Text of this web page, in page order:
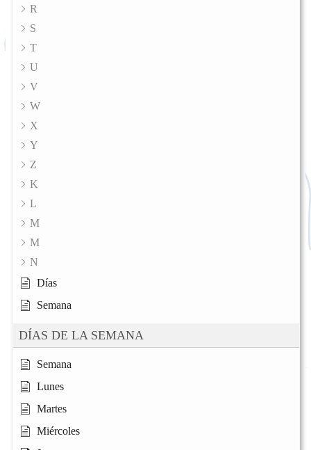
R
S
T
U
V
W
X
Y
Z
K
L
M
M
N
Días
Semana
DÍAS DE LA SEMANA
Semana
Lunes
Martes
Miércoles